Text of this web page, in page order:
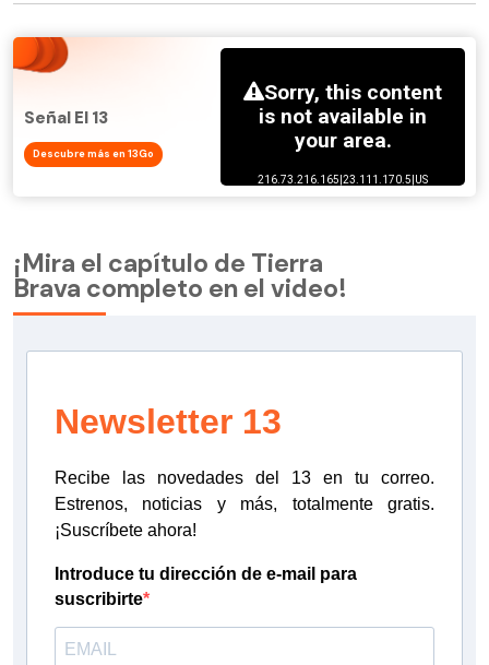
Señal El 13
Descubre más en 13Go
¡Mira el capítulo de Tierra
Brava completo en el video!
Newsletter 13
Recibe las novedades del 13 en tu correo.
Estrenos, noticias y más, totalmente gratis.
¡Suscríbete ahora!
Introduce tu dirección de e-mail para
suscribirte